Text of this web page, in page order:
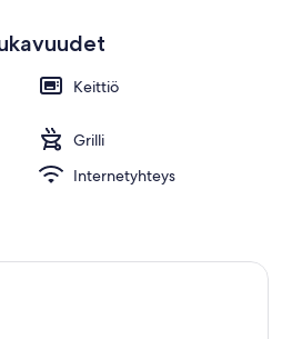
Keittiö
Grilli
Internetyhteys